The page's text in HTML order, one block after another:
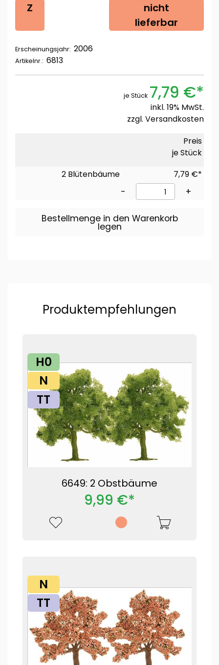
Z
nicht
lieferbar
Erscheinungsjahr: 2006
Artikelnr.: 6813
je Stück 7,79 €*
inkl. 19% MwSt.
zzgl. Versandkosten
Preis
je Stück
2 Blütenbäume
7,79 €*
- +
Bestellmenge in den Warenkorb
legen
Produktempfehlungen
H0
N
TT
6649: 2 Obstbäume
9,99 €*
N
TT